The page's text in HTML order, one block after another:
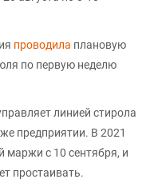
проводила плановую
по первую неделю
линией стирола
предприятии. В 2021
маржи с 10 сентября, и
простаивать.